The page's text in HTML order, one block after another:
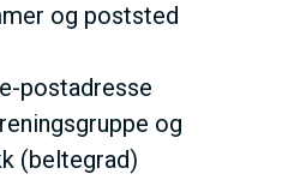
og poststed
postadresse
og
(beltegrad)